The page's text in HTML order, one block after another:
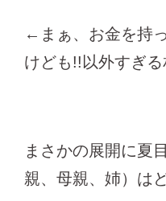
←まぁ、お金を持
けども!!以外すぎる
まさかの展開に夏
親、母親、姉）は